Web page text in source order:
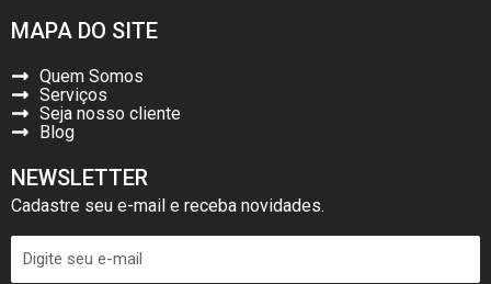
MAPA DO SITE
Quem Somos
Serviços
Seja nosso cliente
Blog
NEWSLETTER
Cadastre seu e-mail e receba novidades.